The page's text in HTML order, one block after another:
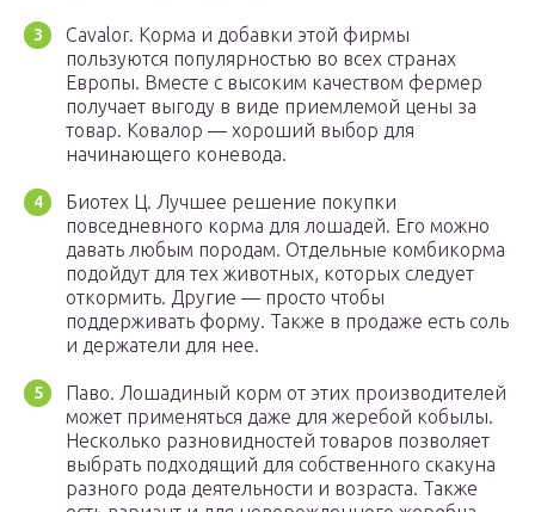
Cavalor. Корма и добавки этой фирмы
пользуются популярностью во всех странах
Европы. Вместе с высоким качеством фермер
получает выгоду в виде приемлемой цены за
товар. Ковалор — хороший выбор для
начинающего коневода.
Биотех Ц. Лучшее решение покупки
повседневного корма для лошадей. Его можно
давать любым породам. Отдельные комбикорма
подойдут для тех животных, которых следует
откормить. Другие — просто чтобы
поддерживать форму. Также в продаже есть соль
и держатели для нее.
Паво. Лошадиный корм от этих производителей
может применяться даже для жеребой кобылы.
Несколько разновидностей товаров позволяет
выбрать подходящий для собственного скакуна
разного рода деятельности и возраста. Также